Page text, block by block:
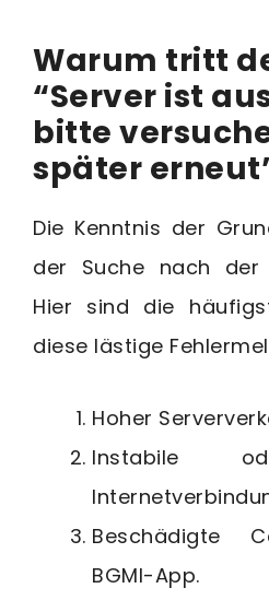
Warum tritt
“Server ist
bitte
später
Die Kenntnis der
der Suche nach der
Hier sind die
diese lästige
Hoher
Instabile
Beschädigte
BGMI-App.